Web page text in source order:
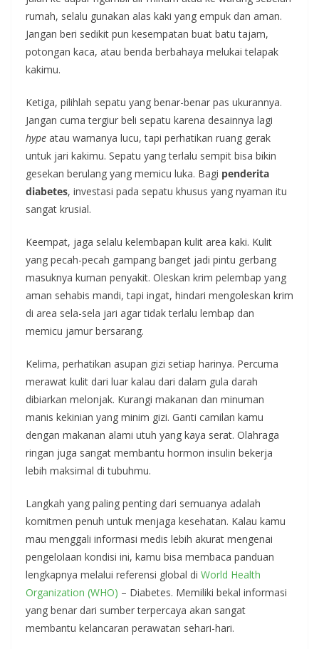
rumah, selalu gunakan alas kaki yang empuk dan aman.
Jangan beri sedikit pun kesempatan buat batu tajam,
potongan kaca, atau benda berbahaya melukai telapak
kakimu.
Ketiga, pilihlah sepatu yang benar-benar pas ukurannya.
Jangan cuma tergiur beli sepatu karena desainnya lagi
hype atau warnanya lucu, tapi perhatikan ruang gerak
untuk jari kakimu. Sepatu yang terlalu sempit bisa bikin
gesekan berulang yang memicu luka. Bagi penderita
diabetes, investasi pada sepatu khusus yang nyaman itu
sangat krusial.
Keempat, jaga selalu kelembapan kulit area kaki. Kulit
yang pecah-pecah gampang banget jadi pintu gerbang
masuknya kuman penyakit. Oleskan krim pelembap yang
aman sehabis mandi, tapi ingat, hindari mengoleskan krim
di area sela-sela jari agar tidak terlalu lembap dan
memicu jamur bersarang.
Kelima, perhatikan asupan gizi setiap harinya. Percuma
merawat kulit dari luar kalau dari dalam gula darah
dibiarkan melonjak. Kurangi makanan dan minuman
manis kekinian yang minim gizi. Ganti camilan kamu
dengan makanan alami utuh yang kaya serat. Olahraga
ringan juga sangat membantu hormon insulin bekerja
lebih maksimal di tubuhmu.
Langkah yang paling penting dari semuanya adalah
komitmen penuh untuk menjaga kesehatan. Kalau kamu
mau menggali informasi medis lebih akurat mengenai
pengelolaan kondisi ini, kamu bisa membaca panduan
lengkapnya melalui referensi global di World Health
Organization (WHO) – Diabetes. Memiliki bekal informasi
yang benar dari sumber terpercaya akan sangat
membantu kelancaran perawatan sehari-hari.